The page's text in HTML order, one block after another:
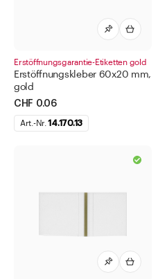
Erstöffnungsgarantie-Etiketten gold
Erstöffnungskleber 60x20 mm,
gold
CHF 0.06
Art.-Nr.14.170.13